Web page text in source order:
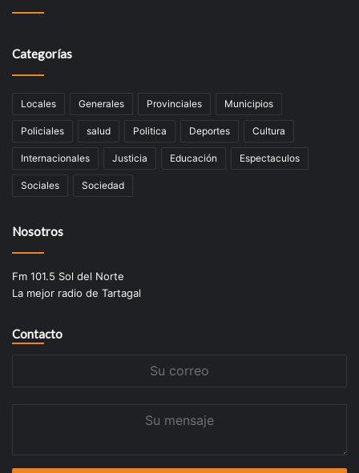
Categorías
Locales Generales Provinciales Municipios
Policiales salud Politica Deportes Cultura
Internacionales Justicia Educación Espectaculos
Sociales Sociedad
Nosotros
Fm 101.5 Sol del Norte
La mejor radio de Tartagal
Contacto